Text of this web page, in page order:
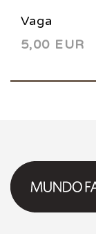
Vaga
5,00 EUR